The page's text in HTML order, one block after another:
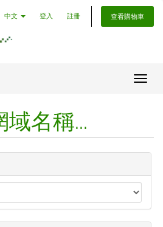
中文 登入 註冊 查看購物車
切換
名稱...